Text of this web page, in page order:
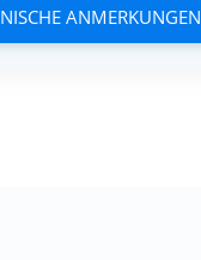
ANMERKUNGEN